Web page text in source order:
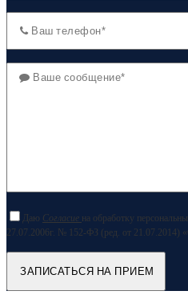
Даю Согласие на обработку
27.07.2006г. № 152-ФЗ (ред. от 21.07.2014)